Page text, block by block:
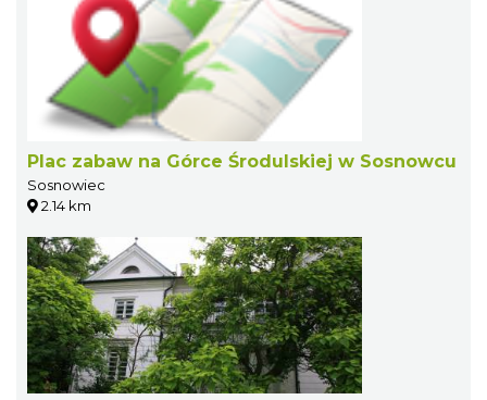
Plac zabaw na Górce Środulskiej w Sosnowcu
Sosnowiec
2.14 km